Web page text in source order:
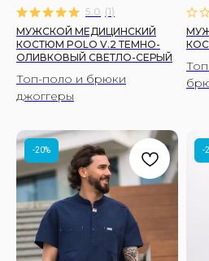
5.0 (1)
МУЖСКОЙ МЕДИЦИНСКИЙ
КОСТЮМ POLO V.2 ТЕМНО-
ОЛИВКОВЫЙ СВЕТЛО-СЕРЫЙ
Топ-поло и брюки
джоггеры
-20% -